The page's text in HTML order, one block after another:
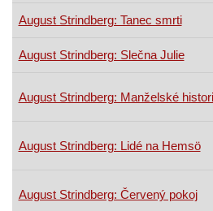
August Strindberg: Tanec smrti
August Strindberg: Slečna Julie
August Strindberg: Manželské
August Strindberg: Lidé na Hemsö
August Strindberg: Červený pokoj